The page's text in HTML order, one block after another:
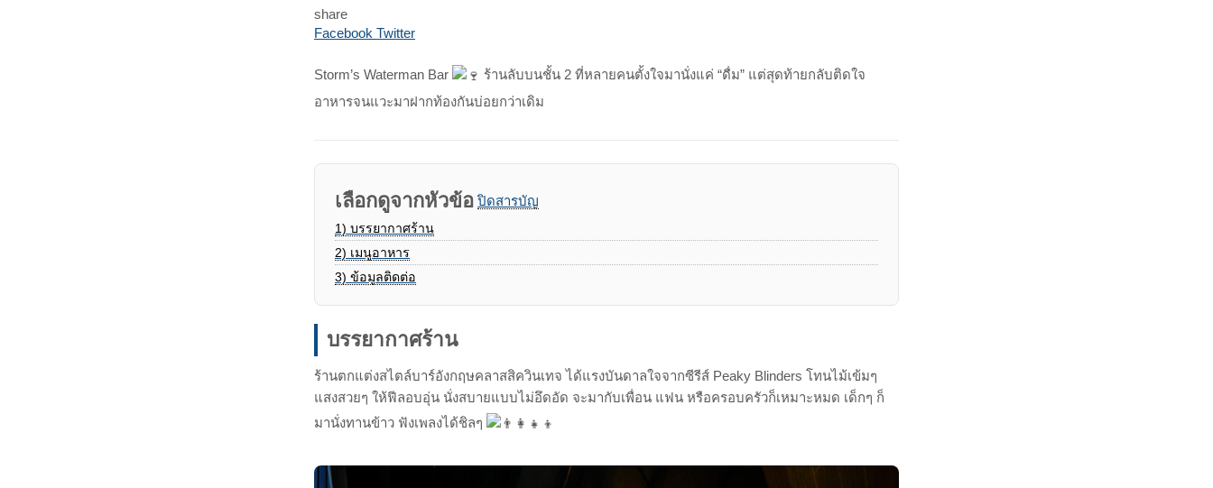
share
Facebook TwitterPrint
Share
Email
Storm’s Waterman Bar ร้านลับบนชั้น 2 ที่หลายคนตั้งใจมานั่งแค่ “ดื่ม” แต่สุดท้ายกลับติดใจ
อาหารจนแวะมาฝากท้องกันบ่อยกว่าเดิม
เลือกดูจากหัวข้อ ปิดสารบัญ
1) บรรยากาศร้าน
2) เมนูอาหาร
3) ข้อมูลติดต่อ
บรรยากาศร้าน
ร้านตกแต่งสไตล์บาร์อังกฤษคลาสสิควินเทจ ได้แรงบันดาลใจจากซีรีส์ Peaky Blinders โทนไม้เข้มๆ
แสงสวยๆ ให้ฟีลอบอุ่น นั่งสบายแบบไม่อึดอัด จะมากับเพื่อน แฟน หรือครอบครัวก็เหมาะหมด เด็กๆ ก็
มานั่งทานข้าว ฟังเพลงได้ชิลๆ